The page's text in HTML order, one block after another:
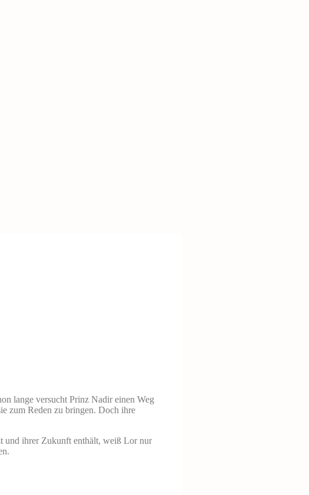
lange versucht Prinz Nadir einen Weg
zum Reden zu bringen. Doch ihre
und ihrer Zukunft enthält, weiß Lor nur